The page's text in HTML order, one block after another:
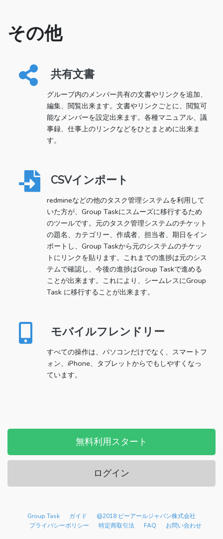
その他
共有文書
グループ内のメンバー共有の文書やリンクを追加、
編集、閲覧出来ます。文書やリンクごとに、閲覧可
能なメンバーを設定出来ます。各種マニュアル、議
事録、仕事上のリンクなどをひとまとめに出来ま
す。
CSVインポート
redmineなどの他のタスク管理システムを利用して
いた方が、Group Taskにスムーズに移行するため
のツールです。元のタスク管理システムのチケット
の題名、カテゴリー、作成者、担当者、期日をイン
ポートし、Group Taskから元のシステムのチケッ
トにリンクを貼ります。これまでの進捗は元のシス
テムで確認し、今後の進捗はGroup Taskで進める
ことが出来ます。これにより、シームレスにGroup
Task に移行することが出来ます。
モバイルフレンドリー
すべての操作は、パソコンだけでなく、スマートフ
ォン、iPhone、タブレットからでもしやすくなっ
ています。
無料利用スタート
ログイン
Group Task ガイド
@2018 ピーアールジャパン株式会社
プライバシーポリシー
特定商取引法 FAQ お問い合わせ